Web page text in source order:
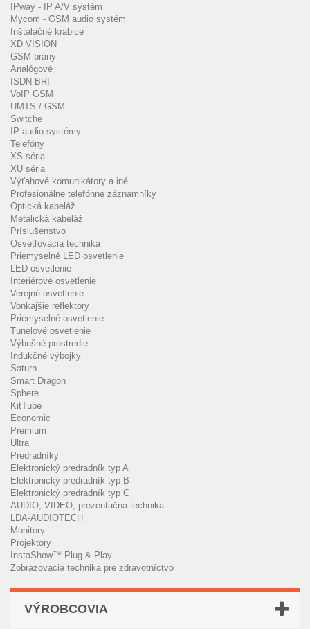
IPway - IP A/V systém
Mycom - GSM audio systém
Inštalačné krabice
XD VISION
GSM brány
Analógové
ISDN BRI
VoIP GSM
UMTS / GSM
Switche
IP audio systémy
Telefóny
XS séria
XU séria
Výťahové komunikátory a iné
Profesionálne telefónne záznamníky
Optická kabeláž
Metalická kabeláž
Príslušenstvo
Osvetľovacia technika
Priemyselné LED osvetlenie
LED osvetlenie
Interiérové osvetlenie
Verejné osvetlenie
Vonkajšie reflektory
Priemyselné osvetlenie
Tunelové osvetlenie
Výbušné prostredie
Indukčné výbojky
Saturn
Smart Dragon
Sphere
KitTube
Economic
Premium
Ultra
Predradníky
Elektronický predradník typ A
Elektronický predradník typ B
Elektronický predradník typ C
AUDIO, VIDEO, prezentačná technika
LDA-AUDIOTECH
Monitory
Projektory
InstaShow™ Plug & Play
Zobrazovacia technika pre zdravotníctvo
VÝROBCOVIA